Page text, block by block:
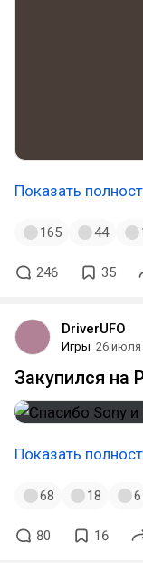
Показать
165 44
246 35
DriverUFO
Игры 26 июля
Закупился на
Показать
68 18 6
80 16